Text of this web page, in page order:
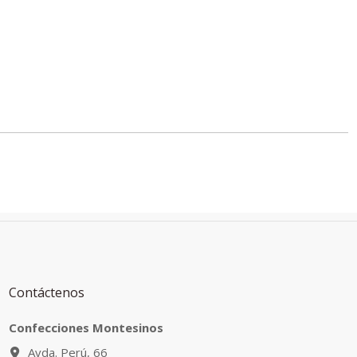
Contáctenos
Confecciones Montesinos
Avda. Perú, 66